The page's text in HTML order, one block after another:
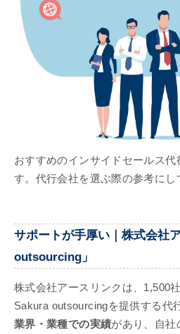
おすすめのインサイドセールス代
す。代行会社を選ぶ際の参考にし
サポートが手厚い｜株式会社
outsourcing」
株式会社アースリンクは、1,500
Sakura outsourcingを提供する代
業界・業種での実績があり、自社